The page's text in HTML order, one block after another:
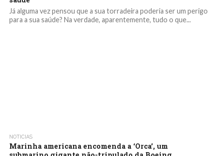
Já alguma vez pensou que a sua torradeira poderia ser um perigo
para a sua saúde? Na verdade, aparentemente, tudo o que...
NOTICIAS
Marinha americana encomenda a ‘Orca’, um